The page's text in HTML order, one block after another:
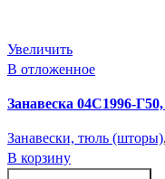
Увеличить
В отложенное
Занавеска 04С1996-
Занавески, тюль (шторы),
В корзину